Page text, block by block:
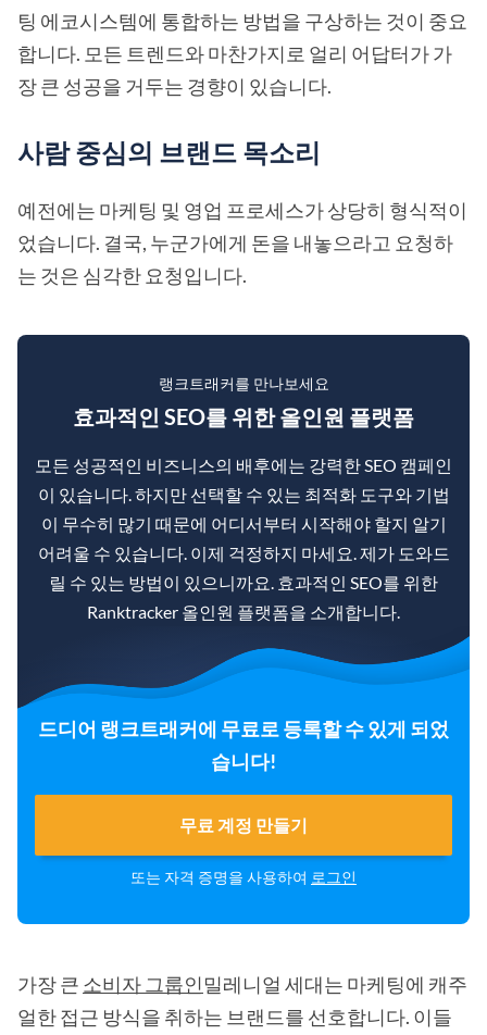
팅 에코시스템에 통합하는 방법을 구상하는 것이 중요
합니다. 모든 트렌드와 마찬가지로 얼리 어답터가 가
장 큰 성공을 거두는 경향이 있습니다.
사람 중심의 브랜드 목소리
예전에는 마케팅 및 영업 프로세스가 상당히 형식적이
었습니다. 결국, 누군가에게 돈을 내놓으라고 요청하
는 것은 심각한 요청입니다.
랭크트래커를 만나보세요
효과적인 SEO를 위한 올인원 플랫폼
모든 성공적인 비즈니스의 배후에는 강력한 SEO 캠페인
이 있습니다. 하지만 선택할 수 있는 최적화 도구와 기법
이 무수히 많기 때문에 어디서부터 시작해야 할지 알기
어려울 수 있습니다. 이제 걱정하지 마세요. 제가 도와드
릴 수 있는 방법이 있으니까요. 효과적인 SEO를 위한
Ranktracker 올인원 플랫폼을 소개합니다.
드디어 랭크트래커에 무료로 등록할 수 있게 되었
습니다!
무료 계정 만들기
또는 자격 증명을 사용하여 로그인
가장 큰 소비자 그룹인밀레니얼 세대는 마케팅에 캐주
얼한 접근 방식을 취하는 브랜드를 선호합니다. 이들